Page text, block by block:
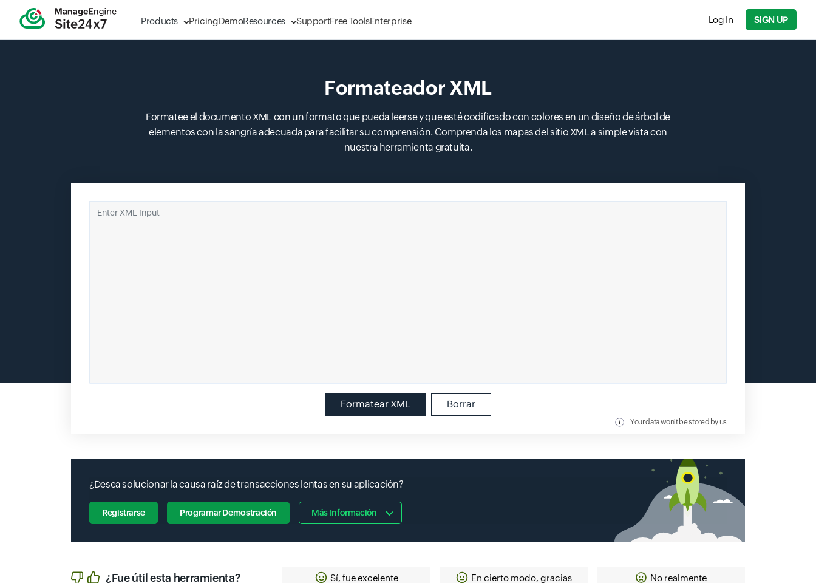
Products PricingDemoResources SupportFree ToolsEnterprise Log In SIGN UP
Formateador XML
Formatee el documento XML con un formato que pueda leerse y que esté codificado con colores en un diseño de árbol de
elementos con la sangría adecuada para facilitar su comprensión. Comprenda los mapas del sitio XML a simple vista con
nuestra herramienta gratuita.
Enter XML Input
Formatear XML Borrar
Your data won't be stored by us
¿Desea solucionar la causa raíz de transacciones lentas en su aplicación?
Registrarse Programar Demostración Más Información
¿Fue útil esta herramienta? Sí, fue excelente En cierto modo, gracias No realmente